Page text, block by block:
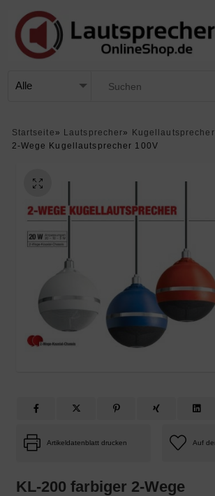
Startseite » Lautsprecher» Kugellautsprecher
2-Wege Kugellautsprecher 100V
Artikeldatenblatt drucken
KL-200 farbiger 2-Wege